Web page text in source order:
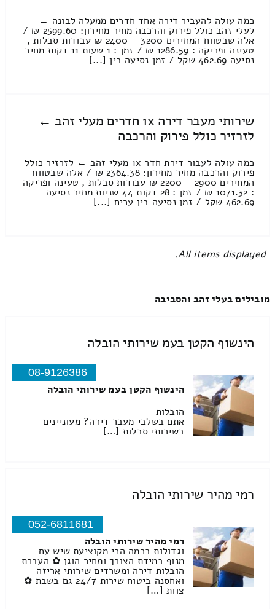
כמה עולה להעביר דירה אחד חדרים ממעלה לבונה ←
לעלי זהב כולל פירוק והרכבה מחיר מחירון: 2599.60 ₪ /
אלה שבטווח המחירים 3200 – 2400 ₪ עבודות סבלות ,
טעינה ופריקה : 1286.59 ₪ / זמן : 1 שעות 11 דקות מחיר
נסיעה 462.69 שקל / זמן נסיעה בין [...]
שירותי מעבר דירה 1x חדרים מעלי זהב ←
לזרזיר כולל פירוק והרכבה
כמה עולה לעבור דירת חדר 1x מעלי זהב ← לזרזיר כולל
פירוק והרכבה מחיר מחירון: 2364.38 ₪ / אלה שבטווח
המחירים 2900 – 2200 ₪ עבודות סבלות , טעינה ופריקה
: 1071.32 ₪ / זמן : 28 דקות 44 שניות מחיר נסיעה
462.69 שקל / זמן נסיעה בין ערים [...]
All items displayed.
מובילים בעלי זהב והסביבה
הינשוף הקטן בעמ שירותי הובלה
08-9126386
הינשוף הקטן בעמ שירותי הובלה
הובלות
אתם בשלבי מעבר דירה? מעוניינים
בשירותי סבלות […]
רמי מהיר שירותי הובלה
052-6811681
רמי מהיר שירותי הובלה
וגדולות ברמה הכי מקוציעת שיש עם
מנוף במידת הצורך ומחיר הוגן ✿ העברת
הובלות דירה ומשרדים שירותי אריזה
ואחסנה ביטוח שירות 24/7 גם בשבת ✿
צוות […]